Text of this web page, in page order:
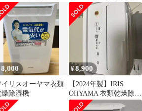
マ 衣類乾燥除湿機
年製
2017年製 即日発送
8,000
イリスオーヤマ衣類
燥除湿機
¥8,900
【2024年製】IRIS
OHYAMA 衣類乾燥除湿
機 DCE-6515 本体